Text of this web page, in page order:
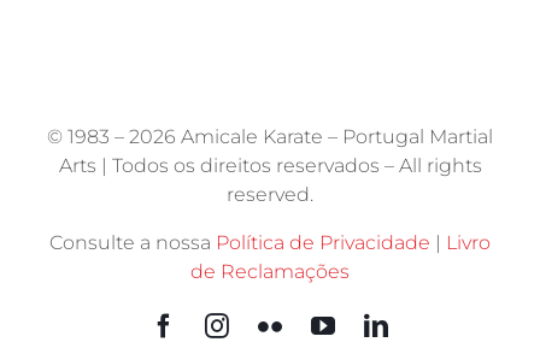
2026 Amicale Karate – Portugal Martial
Arts | Todos os direitos reservados – All rights
reserved.
Consulte a nossaPolítica de Privacidade
de Reclamações